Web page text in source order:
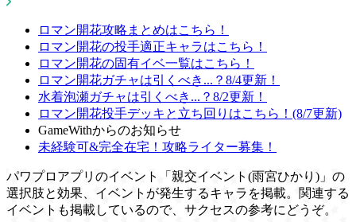
ロマン開花攻略まとめはこちら！
ロマン開花の投手適正キャラはこちら！
ロマン開花の固有イベ一覧はこちら！
ロマン開花ガチャは引くべき...？8/4更新！
水着泡瀬ガチャは引くべき...？8/2更新！
ロマン開花投手デッキと立ち回りはこちら！(8/7更新)
GameWithからのお知らせ
未経験可&完全在宅！攻略ライター募集！
パワプロアプリのイベント「親交イベント(雨宮ひかり)」の
選択肢と効果、イベントが発生するキャラを掲載。関連する
イベントも掲載しているので、サクセスの参考にどうぞ。